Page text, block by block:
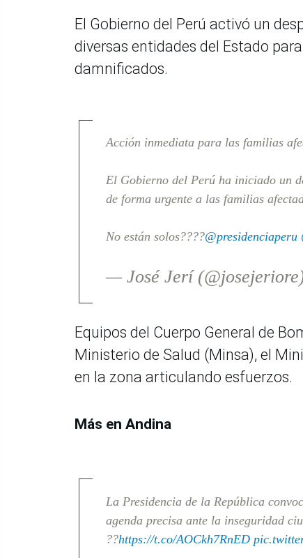
El Gobierno del Perú activó un
diversas entidades del Estado
damnificados.
Acción inmediata para las familias
El Gobierno del Perú ha iniciado un
de forma urgente a las familias
No están solos????@presidenciaperu
— José Jerí
Equipos del Cuerpo General de
Ministerio de Salud (Minsa), el
en la zona articulando esfuerzos.
Más en Andina
La Presidencia de la República
agenda precisa ante la inseguridad
??https://t.co/AOCkh7RnED